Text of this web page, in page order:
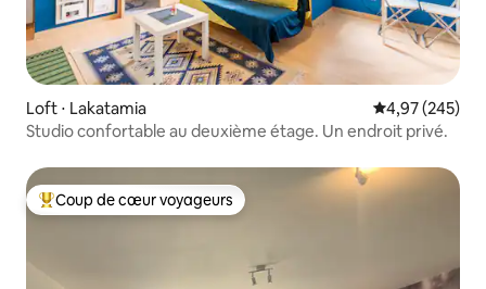
Loft ⋅ Lakatamia Évaluation
4,97 (245)
Studio confortable au deuxième étage. Un endroit privé.
Coups de cœur voyageurs les plus appréciés
Coup de cœur voyageurs